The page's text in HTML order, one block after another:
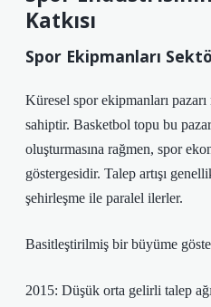
Katkısı
Spor Ekipmanları
Küresel spor ekipmanları
sahiptir. Basketbol topu bu
oluşturmasına rağmen, spor
göstergesidir. Talep artışı
şehirleşme ile paralel ilerler.
Basitleştirilmiş bir büyüme
2015: Düşük orta gelirli talep